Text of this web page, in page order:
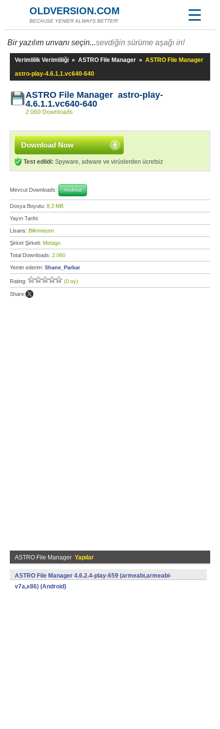
OLDVERSION.COM
BECAUSE YENİER ALWAYS BETTER!
Bir yazılım unvanı seçin...sevdiğin sürüme aşağı in!
Verimlilik Verimliliği » ASTRO File Manager » ASTRO File Manager
astro-play-4.6.1.1.vc640-640
ASTRO File Manager astro-play-
4.6.1.1.vc640-640
2.060 Downloads
Download Now
Test edildi: Spyware, adware ve virüslerden ücretsiz
Mevcut Downloads: Android
Dosya Boyutu: 8,3 MB
Yayın Tarihi:
Lisans: Bilinmeyen
Şirket Şirketi: Metago
Total Downloads: 2.060
Yemin ederim: Shane_Parkar
Rating: (0 oy)
Share:
ASTRO File Manager Yapılar
ASTRO File Manager 4.6.2.4-play-659 (armeabi,armeabi-
v7a,x86) (Android)